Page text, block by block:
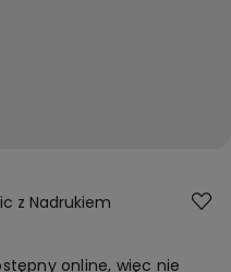
z Nadrukiem
online, więc nie